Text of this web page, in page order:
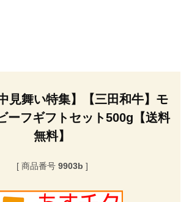
見舞い特集】【三田和牛】モ
ーフギフトセット500g【送料
無料】
商品番号 9903b